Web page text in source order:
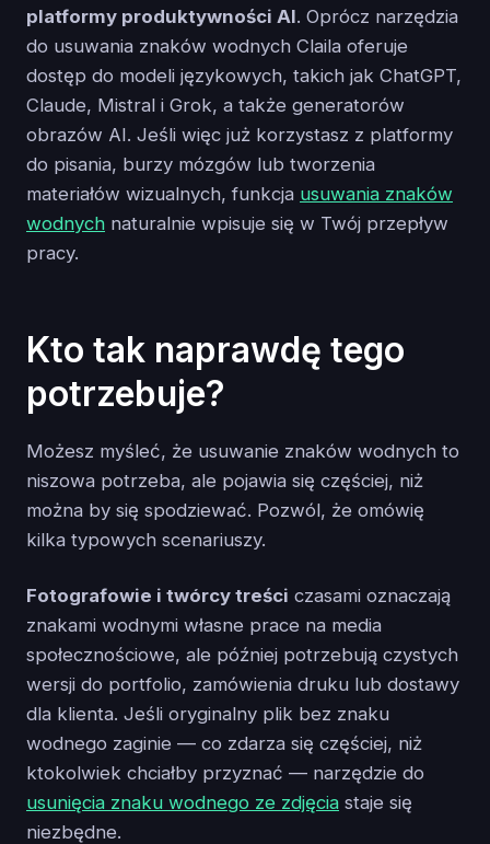
platformy produktywności AI. Oprócz narzędzia
do usuwania znaków wodnych Claila oferuje
dostęp do modeli językowych, takich jak ChatGPT,
Claude, Mistral i Grok, a także generatorów
obrazów AI. Jeśli więc już korzystasz z platformy
do pisania, burzy mózgów lub tworzenia
materiałów wizualnych, funkcja usuwania znaków
wodnych naturalnie wpisuje się w Twój przepływ
pracy.
Kto tak naprawdę tego
potrzebuje?
Możesz myśleć, że usuwanie znaków wodnych to
niszowa potrzeba, ale pojawia się częściej, niż
można by się spodziewać. Pozwól, że omówię
kilka typowych scenariuszy.
Fotografowie i twórcy treści czasami oznaczają
znakami wodnymi własne prace na media
społecznościowe, ale później potrzebują czystych
wersji do portfolio, zamówienia druku lub dostawy
dla klienta. Jeśli oryginalny plik bez znaku
wodnego zaginie — co zdarza się częściej, niż
ktokolwiek chciałby przyznać — narzędzie do
usunięcia znaku wodnego ze zdjęcia staje się
niezbędne.